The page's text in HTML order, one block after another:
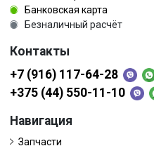
Банковская карта
Безналичный расчёт
Контакты
+7 (916) 117-64-28
+375 (44) 550-11-10
Навигация
Запчасти